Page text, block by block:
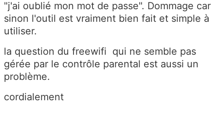
"j'ai oublié mon mot de passe". Dommage car
sinon l'outil est vraiment bien fait et simple à
utiliser.
la question du freewifi qui ne semble pas
gérée par le contrôle parental est aussi un
problème.
cordialement